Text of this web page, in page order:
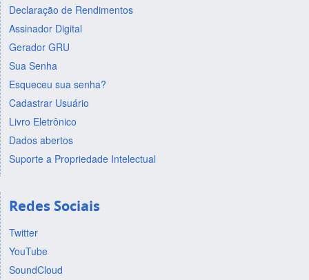
Declaração de Rendimentos
Assinador Digital
Gerador GRU
Sua Senha
Esqueceu sua senha?
Cadastrar Usuário
Livro Eletrônico
Dados abertos
Suporte a Propriedade Intelectual
Redes Sociais
Twitter
YouTube
SoundCloud